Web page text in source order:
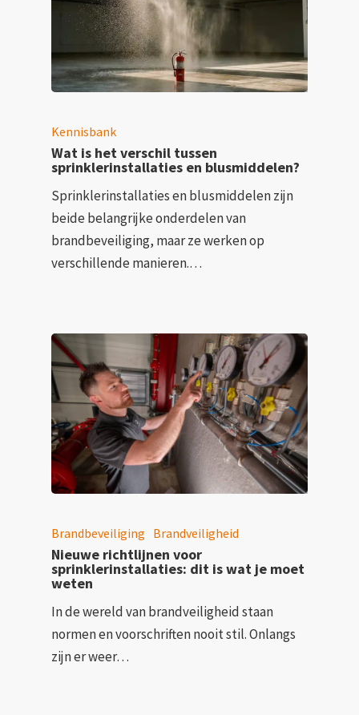
Kennisbank
Wat is het verschil tussen
sprinklerinstallaties en blusmiddelen?
Sprinklerinstallaties en blusmiddelen zijn
beide belangrijke onderdelen van
brandbeveiliging, maar ze werken op
verschillende manieren.…
Brandbeveiliging Brandveiligheid
Nieuwe richtlijnen voor
sprinklerinstallaties: dit is wat je moet
weten
In de wereld van brandveiligheid staan
normen en voorschriften nooit stil. Onlangs
zijn er weer…